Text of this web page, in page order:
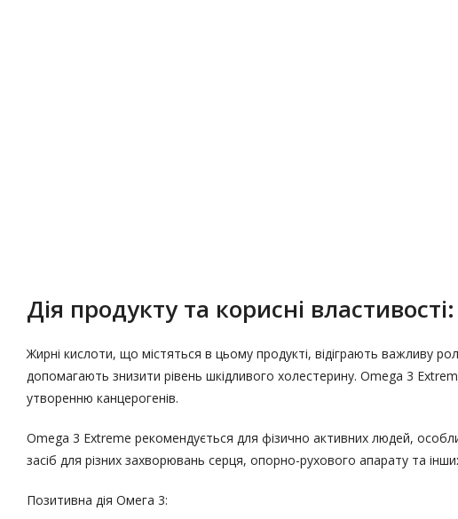
Дія продукту та корисні властивості:
Жирні кислоти, що містяться в цьому продукті, відіграють важливу
допомагають знизити рівень шкідливого холестерину. Omega 3
утворенню канцерогенів.
Omega 3 Extreme рекомендується для фізично активних людей,
засіб для різних захворювань серця, опорно-рухового апарату та
Позитивна дія Омега 3: